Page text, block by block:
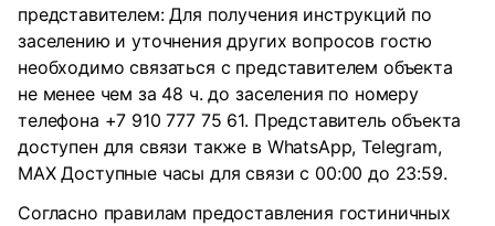
представителем: Для получения инструкций по
заселению и уточнения других вопросов гостю
необходимо связаться с представителем объекта
не менее чем за 48 ч. до заселения по номеру
телефона +7 910 777 75 61. Представитель объекта
доступен для связи также в WhatsApp, Telegram,
MAX Доступные часы для связи с 00:00 до 23:59.
Согласно правилам предоставления гостиничных